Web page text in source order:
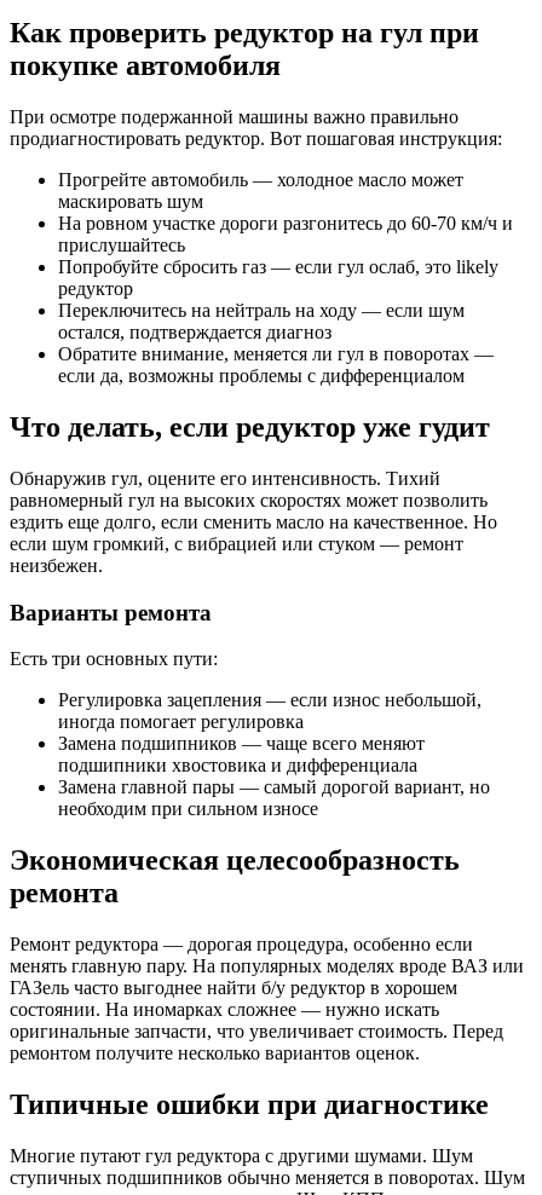
Как проверить редуктор на гул при
покупке автомобиля
При осмотре подержанной машины важно правильно
продиагностировать редуктор. Вот пошаговая инструкция:
Прогрейте автомобиль — холодное масло может
маскировать шум
На ровном участке дороги разгонитесь до 60-70 км/ч и
прислушайтесь
Попробуйте сбросить газ — если гул ослаб, это likely
редуктор
Переключитесь на нейтраль на ходу — если шум
остался, подтверждается диагноз
Обратите внимание, меняется ли гул в поворотах —
если да, возможны проблемы с дифференциалом
Что делать, если редуктор уже гудит
Обнаружив гул, оцените его интенсивность. Тихий
равномерный гул на высоких скоростях может позволить
ездить еще долго, если сменить масло на качественное. Но
если шум громкий, с вибрацией или стуком — ремонт
неизбежен.
Варианты ремонта
Есть три основных пути:
Регулировка зацепления — если износ небольшой,
иногда помогает регулировка
Замена подшипников — чаще всего меняют
подшипники хвостовика и дифференциала
Замена главной пары — самый дорогой вариант, но
необходим при сильном износе
Экономическая целесообразность
ремонта
Ремонт редуктора — дорогая процедура, особенно если
менять главную пару. На популярных моделях вроде ВАЗ или
ГАЗель часто выгоднее найти б/у редуктор в хорошем
состоянии. На иномарках сложнее — нужно искать
оригинальные запчасти, что увеличивает стоимость. Перед
ремонтом получите несколько вариантов оценок.
Типичные ошибки при диагностике
Многие путают гул редуктора с другими шумами. Шум
ступичных подшипников обычно меняется в поворотах. Шум